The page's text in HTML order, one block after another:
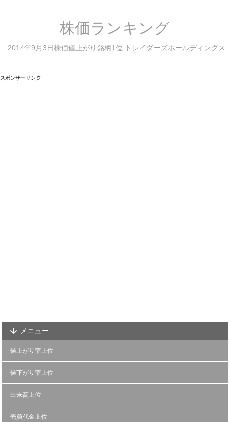
株価ランキング
2014年9月3日株価値上がり銘柄1位:トレイダーズホールディングス
スポンサーリンク
メニュー
値上がり率上位
値下がり率上位
出来高上位
売買代金上位